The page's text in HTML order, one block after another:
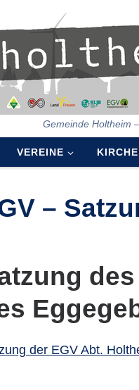
Gemeinde Holtheim
VEREINE
–
der EGV Abt.